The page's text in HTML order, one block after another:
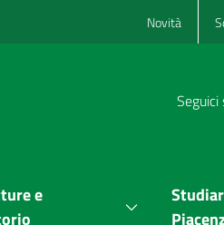
Novità
Seguici
e